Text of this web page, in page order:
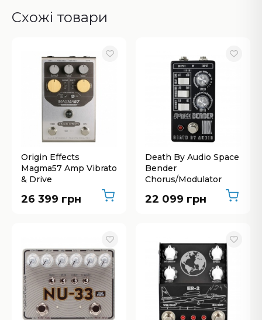
Схожі товари
Origin Effects
Magma57 Amp Vibrato
& Drive
26 399 грн
Death By Audio Space
Bender
Chorus/Modulator
22 099 грн